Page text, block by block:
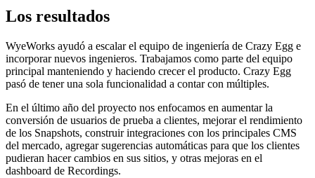
Los resultados
WyeWorks ayudó a escalar el equipo de ingeniería de Crazy Egg e
incorporar nuevos ingenieros. Trabajamos como parte del equipo
principal manteniendo y haciendo crecer el producto. Crazy Egg
pasó de tener una sola funcionalidad a contar con múltiples.
En el último año del proyecto nos enfocamos en aumentar la
conversión de usuarios de prueba a clientes, mejorar el rendimiento
de los Snapshots, construir integraciones con los principales CMS
del mercado, agregar sugerencias automáticas para que los clientes
pudieran hacer cambios en sus sitios, y otras mejoras en el
dashboard de Recordings.